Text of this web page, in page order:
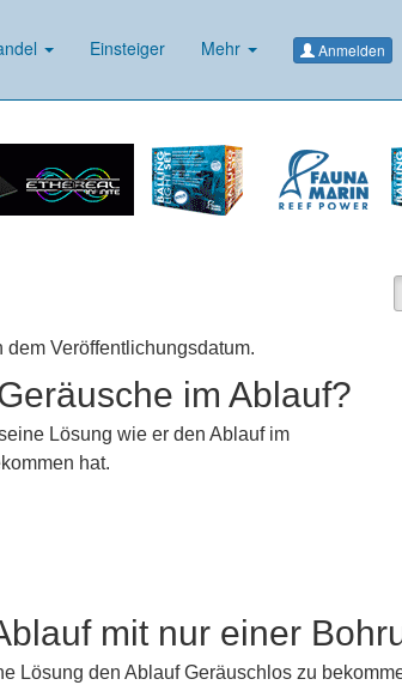
Einsteiger Mehr Anmelden
Veröffentlichungsdatum.
im Ablauf?
Lösung wie er den Ablauf im
hat.
mit nur einer
Lösung den Ablauf Geräuschlos zu